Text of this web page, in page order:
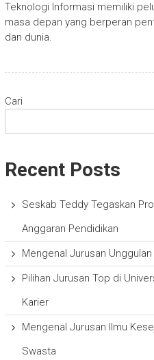
Teknologi Informasi memiliki
masa depan yang berperan
dan dunia.
Cari
Recent Posts
Seskab Teddy Tegaskan
Anggaran Pendidikan
Mengenal Jurusan
Pilihan Jurusan Top di
Karier
Mengenal Jurusan Ilmu
Swasta